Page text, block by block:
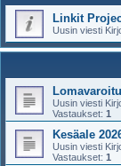
Linkit
Uusin viesti
Uusin viesti
Vastaukset: 1
Kesäale
Uusin viesti
Vastaukset: 1